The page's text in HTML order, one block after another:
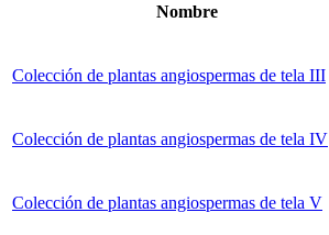
Nombre
Colección de plantas angiospermas de tela III
Colección de plantas angiospermas de tela IV
Colección de plantas angiospermas de tela V